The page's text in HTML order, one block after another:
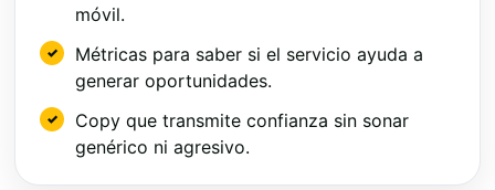
móvil.
Métricas para saber si el servicio ayuda a
generar oportunidades.
Copy que transmite confianza sin sonar
genérico ni agresivo.